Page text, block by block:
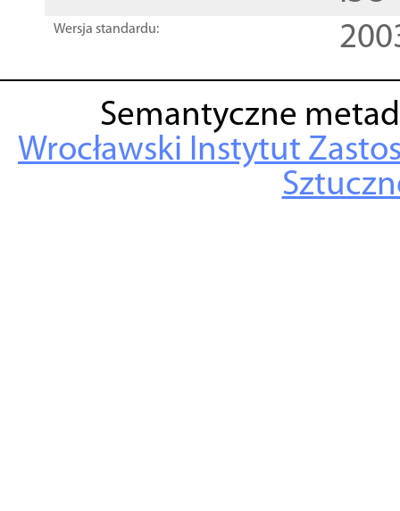
Wersja standardu:
Semantyczne
Wrocławski Instytut